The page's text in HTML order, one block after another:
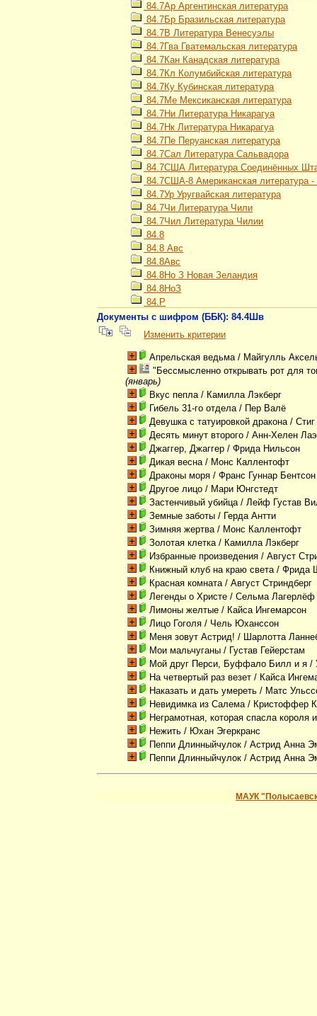
84.7Ар Аргентинская литература
84.7Бр Бразильская литература
84.7В Литература Венесуэлы
84.7Гва Гватемальская литература
84.7Кан Канадская литература
84.7Кл Колумбийская литература
84.7Ку Кубинская литература
84.7Ме Мексиканская литература
84.7Ни Литература Никарагуа
84.7Нк Литература Никарагуа
84.7Пе Перуанская литература
84.7Сал Литература Сальвадора
84.7США Литература Соединённых
84.7США-8 Американская литература -
84.7Ур Уругвайская литература
84.7Чи Литература Чили
84.7Чил Литература Чилии
84.8
84.8 Авс
84.8Авс
84.8Но З Новая Зеландия
84.8НоЗ
84.Р
Документы с шифром (ББК): 84.4Шв
Изменить критерии
Апрельская ведьма/ Майгулль
"Бессмысленно открывать рот для
(январь)
Вкус пепла/ Камилла Лэкберг
Гибель 31-го отдела/ Пер Валё
Девушка с татуировкой дракона/ Стиг
Десять минут второго / Анн-Хелен
Джаггер, Джаггер / Фрида Нильсон
Дикая весна/ Монс Каллентофт
Драконы моря / Франс Гуннар Бентсон
Другое лицо / Мари Юнгстедт
Застенчивый убийца/ Лейф Густав
Земные заботы / Герда Антти
Зимняя жертва/ Монс Каллентофт
Золотая клетка/ Камилла Лэкберг
Избранные произведения / Август
Книжный клуб на краю света/ Фрида
Красная комната/ Август Стриндберг
Легенды о Христе / Сельма Лагерлёф
Лимоны желтые / Кайса Ингемарсон
Лицо Гоголя / Чель Юханссон
Меня зовут Астрид! / Шарлотта
Мои мальчуганы / Густав Гейерстам
Мой друг Перси, Буффало Билл и я /
На четвертый раз везет / Кайса
Наказать и дать умереть / Матс
Невидимка из Салема/ Кристоффер
Неграмотная, которая спасла короля
Нежить / Юхан Эгеркранс
Пеппи Длинныйчулок / Астрид Анна
Пеппи Длинныйчулок / Астрид Анна
МАУК